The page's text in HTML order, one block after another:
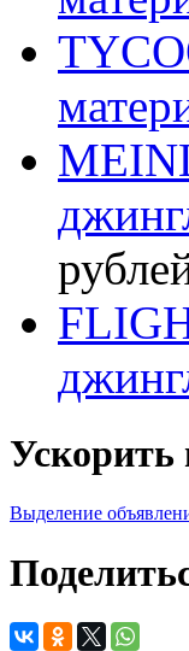
Ускорить
Выделение